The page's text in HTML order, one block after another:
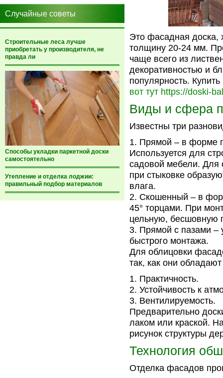
Случайные советы
Строительные леса лучше
приобретать у производителя, не
правда ли
Способы укладки паркетной доски
самостоятельно
Утепление и отделка лоджии:
правильный подбор материалов
Это фасадная доска,
толщину 20-24 мм.
чаще всего из
декоративностью и
популярность.
вот тут https://doski-
Виды и сфера
Известны три
Прямой – в форме
Используется для
садовой мебели. Для
при стыковке
влага.
Скошенный – в
45° торцами. При
цельную, бесшовную
Прямой с пазами –
быстрого монтажа.
Для облицовки
так, как они
Практичность.
Устойчивость к
Вентилируемость.
Предварительно
лаком или краской.
рисунок структуры
Технология
Отделка фасадов